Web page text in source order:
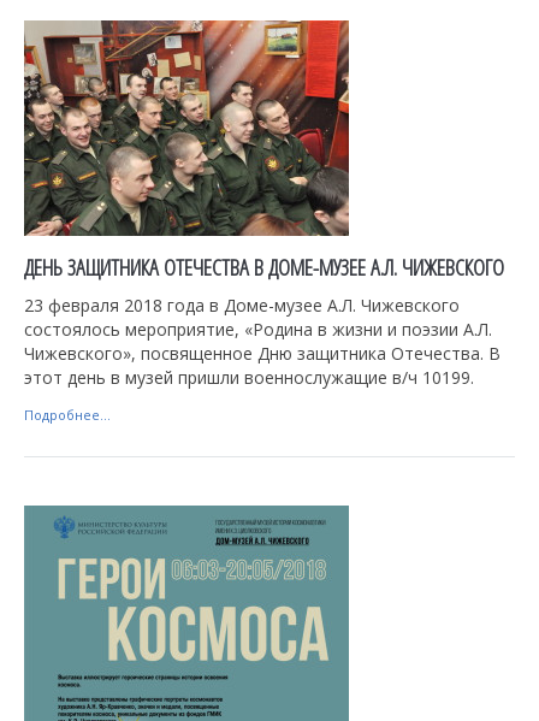
ДЕНЬ ЗАЩИТНИКА ОТЕЧЕСТВА В ДОМЕ-МУЗЕЕ А.Л. ЧИЖЕВСКОГО
23 февраля 2018 года в Доме-музее А.Л. Чижевского
состоялось мероприятие, «Родина в жизни и поэзии А.Л.
Чижевского», посвященное Дню защитника Отечества. В
этот день в музей пришли военнослужащие в/ч 10199.
Подробнее...